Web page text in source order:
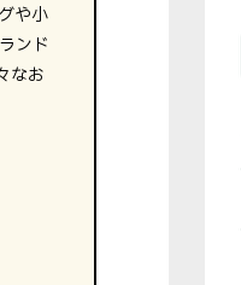
や小
ンド
なお